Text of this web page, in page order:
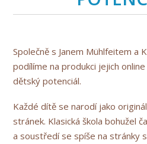
Společně s Janem Mühlfeitem a
podílíme na produkci jejich
dětský potenciál.
Každé dítě se narodí jako
stránek. Klasická škola bohužel
a soustředí se spíše na stránky